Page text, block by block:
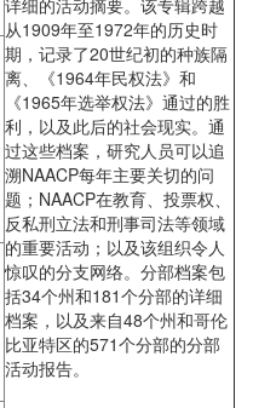
详细的活动摘要。该专辑跨越
从1909年至1972年的历史时
期，记录了20世纪初的种族隔
离、《1964年民权法》和
《1965年选举权法》通过的胜
利，以及此后的社会现实。通
过这些档案，研究人员可以追
溯NAACP每年主要关切的问
题；NAACP在教育、投票权、
反私刑立法和刑事司法等领域
的重要活动；以及该组织令人
惊叹的分支网络。分部档案包
括34个州和181个分部的详细
档案，以及来自48个州和哥伦
比亚特区的571个分部的分部
活动报告。